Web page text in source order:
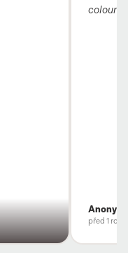
colour
Anonym
před 1